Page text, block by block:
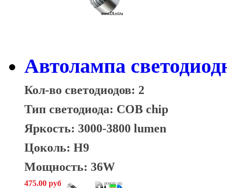
Автолампа
Кол-во светодиодов: 2
Тип светодиода: COB chip
Яркость: 3000-3800 lumen
Цоколь: H9
Мощность: 36W
475.00 руб